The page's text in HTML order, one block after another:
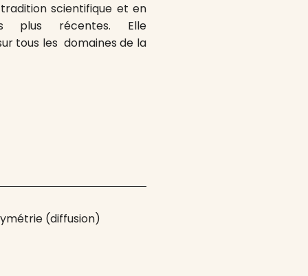
scientifique et en
plus récentes. Elle
tous les domaines de la
(diffusion)